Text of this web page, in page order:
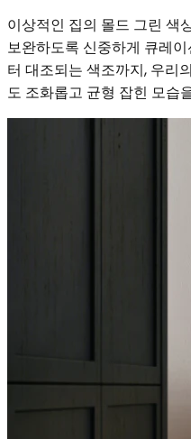
이상적인 집의 몰드 그린 색
보완하도록 신중하게 큐레
터 대조되는 색조까지, 우리
도 조화롭고 균형 잡힌 모습